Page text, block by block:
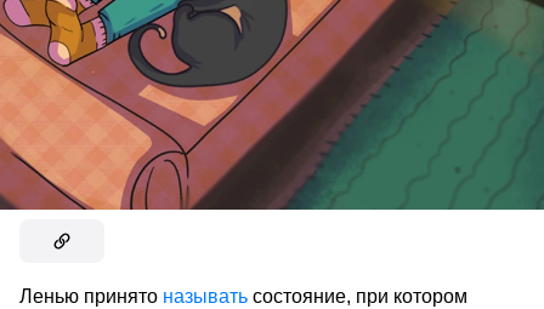
Ленью принято называть состояние, при котором